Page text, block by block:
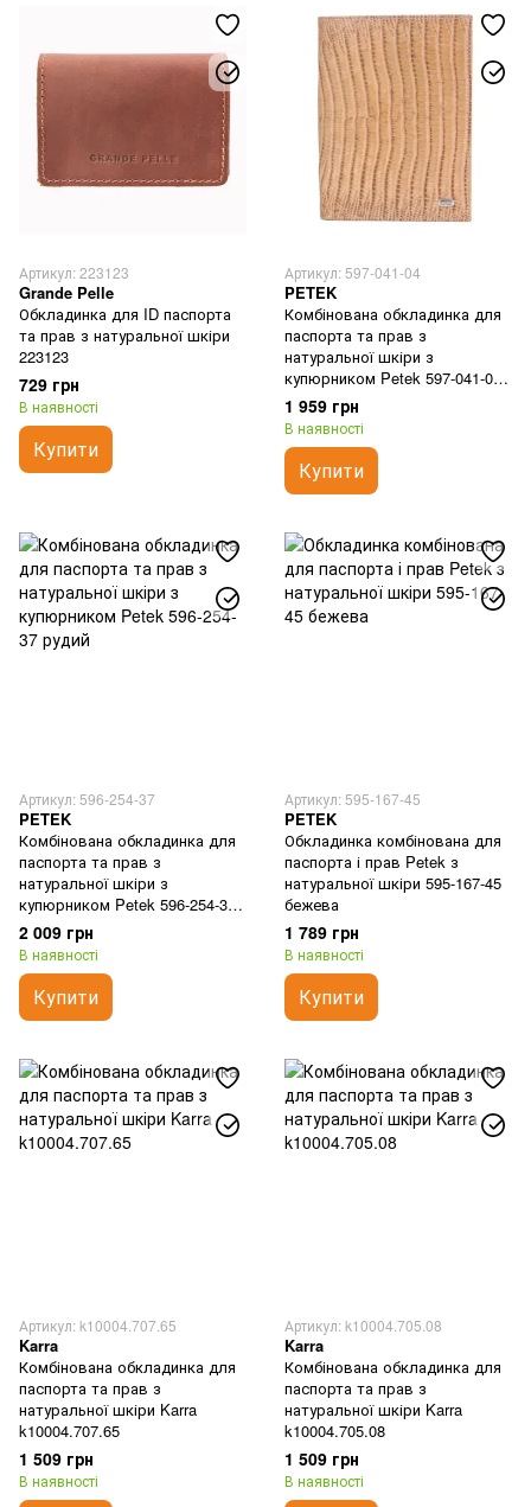
Артикул: 223123
Grande Pelle
Обкладинка для ID паспорта
та прав з натуральної шкіри
223123
729 грн
В наявності
Купити
Артикул: 597-041-04
PETEK
Комбінована обкладинка для
паспорта та прав з
натуральної шкіри з
купюрником Petek 597-041-04
бежева
1 959 грн
В наявності
Купити
Артикул: 596-254-37
PETEK
Комбінована обкладинка для
паспорта та прав з
натуральної шкіри з
купюрником Petek 596-254-37
рудий
2 009 грн
В наявності
Купити
Артикул: 595-167-45
PETEK
Обкладинка комбінована для
паспорта і прав Petek з
натуральної шкіри 595-167-45
бежева
1 789 грн
В наявності
Купити
Артикул: k10004.707.65
Karra
Комбінована обкладинка для
паспорта та прав з
натуральної шкіри Karra
k10004.707.65
1 509 грн
В наявності
Артикул: k10004.705.08
Karra
Комбінована обкладинка для
паспорта та прав з
натуральної шкіри Karra
k10004.705.08
1 509 грн
В наявності